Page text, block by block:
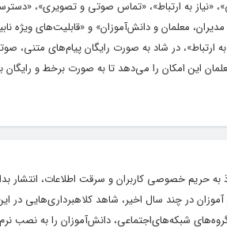
«نیاز به ارتباط»، «تماس صوتی و تصویری»،
معلمان و دانش‌آموزان» و «قابلیت‌های ویژه
ارتباط»، در شاد به صورت رایگان پیام‌های متنی،
این امکان را می‌دهد تا به صورت برخط و رایگان
خصوصی کاربران و سرقت اطلاعات، انتشار
در چند سال اخیر، شاهد کلاهبرداری‌هایی در این
شبکه‌های‌اجتماعی، دانش‌آموزان را به نصب